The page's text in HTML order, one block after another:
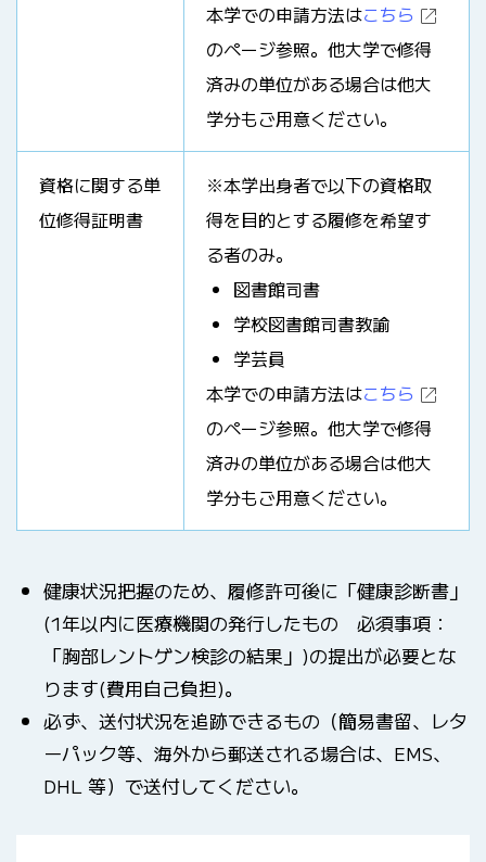
本学での申請方法はこちら
のページ参照。他大学で修得
済みの単位がある場合は他大
学分もご用意ください。
資格に関する単
位修得証明書
※本学出身者で以下の資格取
得を目的とする履修を希望す
る者のみ。
図書館司書
学校図書館司書教諭
学芸員
本学での申請方法はこちら
のページ参照。他大学で修得
済みの単位がある場合は他大
学分もご用意ください。
健康状況把握のため、履修許可後に「健康診断書」
(1年以内に医療機関の発行したもの 必須事項：
「胸部レントゲン検診の結果」)の提出が必要とな
ります(費用自己負担)。
必ず、送付状況を追跡できるもの（簡易書留、レタ
ーパック等、海外から郵送される場合は、EMS、
DHL 等）で送付してください。